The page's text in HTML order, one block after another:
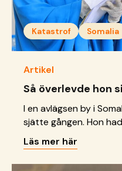
Katastrof Somalia
Artikel
Så överlevde hon
I en avlägsen by i
sjätte gången. Hon
sjukhus, men under
sämre snabbt.
Läs mer här